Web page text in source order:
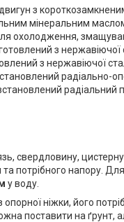
з
мінеральним
охолодження,
з нержавіючої
з нержавіючої
радіально-
радіальний
свердловину,
потрібного напору.
у воду.
ніжки, його
поставити на ґрунт,